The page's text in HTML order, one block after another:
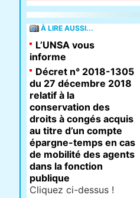
À LIRE AUSSI...
L’UNSA vous
informe
Décret n° 2018-1305
du 27 décembre 2018
relatif à la
conservation des
droits à congés acquis
au titre d’un compte
épargne-temps en cas
de mobilité des agents
dans la fonction
publique
Cliquez ci-dessus !